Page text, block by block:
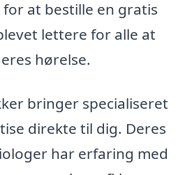
at bestille en gratis
lettere for alle at
hørelse.
bringer specialiseret
direkte til dig. Deres
har erfaring med